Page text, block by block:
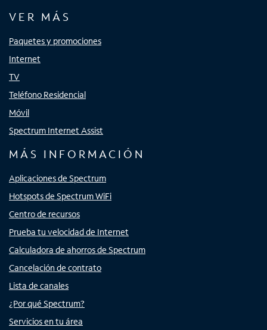
VER MÁS
Paquetes y promociones
Internet
TV
Teléfono Residencial
Móvil
Spectrum Internet Assist
MÁS INFORMACIÓN
Aplicaciones de Spectrum
Hotspots de Spectrum WiFi
Centro de recursos
Prueba tu velocidad de Internet
Calculadora de ahorros de Spectrum
Cancelación de contrato
Lista de canales
¿Por qué Spectrum?
Servicios en tu área